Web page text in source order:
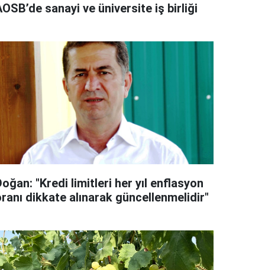
sanayi ve üniversite iş birliği
"Kredi limitleri her yıl enflasyon
dikkate alınarak güncellenmelidir"